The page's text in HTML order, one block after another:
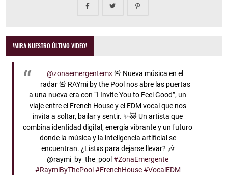
!MIRA NUESTRO ÚLTIMO VIDEO!
@zonaemergentemx🚨 Nueva música en el
radar 🚨 RAYmi by the Pool nos abre las puertas
a una nueva era con “I Invite You to Feel Good”, un
viaje entre el French House y el EDM vocal que nos
invita a soltar, bailar y sentir. ✨🐱 Un artista que
combina identidad digital, energía vibrante y un futuro
donde la música y la inteligencia artificial se
encuentran. ¿Listxs para dejarse llevar? 🎶
@raymi_by_the_pool#ZonaEmergente
#RaymiByThePool #FrenchHouse #VocalEDM